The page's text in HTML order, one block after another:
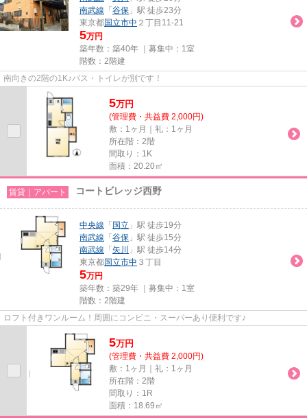
南武線 「 谷保 」駅 徒歩23分
東京都国立市中 ２丁目11-21
5万円
築年数：築40年 ｜募集中： 1室
階数：2階建
南向きの2階の1K♪バス・トイレが別です！
5万円
(管理費・共益費 2,000円)
敷：1ヶ月｜礼：1ヶ月
所在階：2階
間取り：1K
面積：20.20㎡
賃貸｜アパート コートビレッジ西野
中央線 「 国立 」駅 徒歩19分
南武線 「 谷保 」駅 徒歩15分
南武線 「 矢川
」駅 徒歩14分
東京都国立市中 ３丁目
5万円
築年数：築29年 ｜募集中： 1室
階数：2階建
ロフト付きワンルーム！周囲にコンビニ・スーパーあり便利です♪
5万円
(管理費・共益費 2,000円)
敷：1ヶ月｜礼：1ヶ月
所在階：2階
間取り：1R
面積：18.69㎡